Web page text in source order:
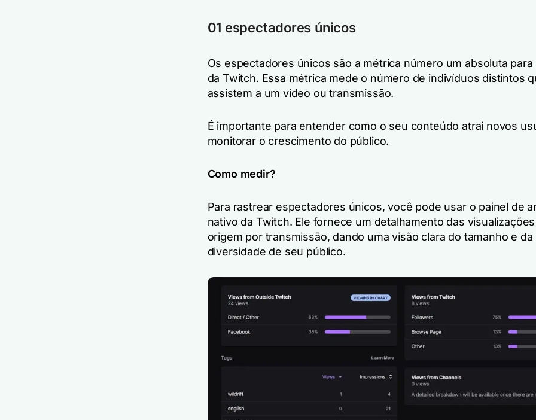
01 espectadores únicos
Os espectadores únicos são a métrica número um absoluta para
da Twitch. Essa métrica mede o número de indivíduos distintos
assistem a um vídeo ou transmissão.
É importante para entender como o seu conteúdo atrai novos
monitorar o crescimento do público.
Como medir?
Para rastrear espectadores únicos, você pode usar o painel de
nativo da Twitch. Ele fornece um detalhamento das
origem por transmissão, dando uma visão clara do tamanho e da
diversidade de seu público.